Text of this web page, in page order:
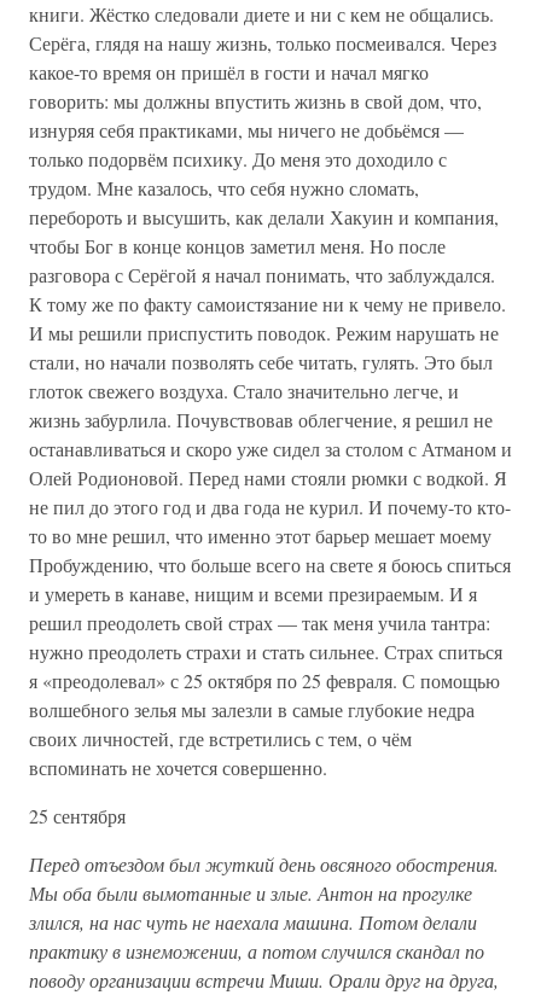
книги. Жёстко следовали диете и ни с кем не общались.
Серёга, глядя на нашу жизнь, только посмеивался. Через
какое-то время он пришёл в гости и начал мягко
говорить: мы должны впустить жизнь в свой дом, что,
изнуряя себя практиками, мы ничего не добьёмся —
только подорвём психику. До меня это доходило с
трудом. Мне казалось, что себя нужно сломать,
перебороть и высушить, как делали Хакуин и компания,
чтобы Бог в конце концов заметил меня. Но после
разговора с Серёгой я начал понимать, что заблуждался.
К тому же по факту самоистязание ни к чему не привело.
И мы решили приспустить поводок. Режим нарушать не
стали, но начали позволять себе читать, гулять. Это был
глоток свежего воздуха. Стало значительно легче, и
жизнь забурлила. Почувствовав облегчение, я решил не
останавливаться и скоро уже сидел за столом с Атманом и
Олей Родионовой. Перед нами стояли рюмки с водкой. Я
не пил до этого год и два года не курил. И почему-то кто-
то во мне решил, что именно этот барьер мешает моему
Пробуждению, что больше всего на свете я боюсь спиться
и умереть в канаве, нищим и всеми презираемым. И я
решил преодолеть свой страх — так меня учила тантра:
нужно преодолеть страхи и стать сильнее. Страх спиться
я «преодолевал» с 25 октября по 25 февраля. С помощью
волшебного зелья мы залезли в самые глубокие недра
своих личностей, где встретились с тем, о чём
вспоминать не хочется совершенно.
25 сентября
Перед отъездом был жуткий день овсяного обострения.
Мы оба были вымотанные и злые. Антон на прогулке
злился, на нас чуть не наехала машина. Потом делали
практику в изнеможении, а потом случился скандал по
поводу организации встречи Миши. Орали друг на друга,